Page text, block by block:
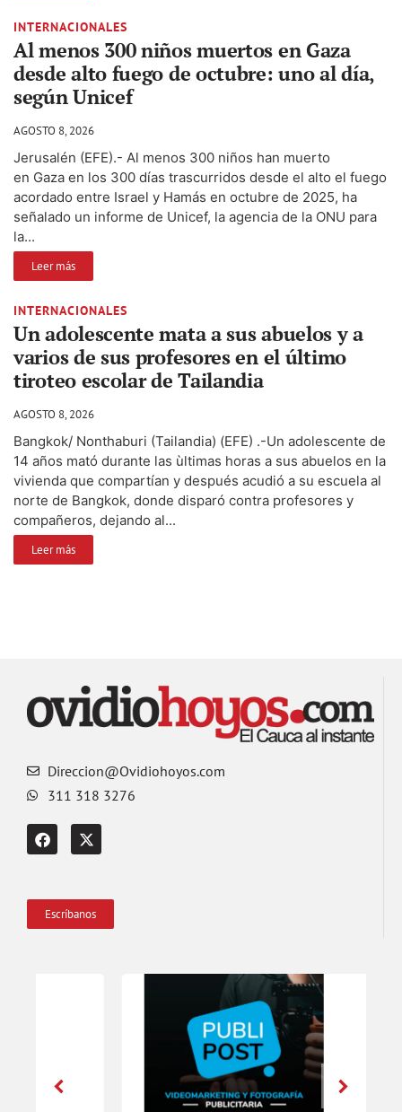
INTERNACIONALES
Al menos 300 niños muertos en Gaza
desde alto fuego de octubre: uno al día,
según Unicef
AGOSTO 8, 2026
Jerusalén (EFE).- Al menos 300 niños han muerto
en Gaza en los 300 días trascurridos desde el alto el fuego
acordado entre Israel y Hamás en octubre de 2025, ha
señalado un informe de Unicef, la agencia de la ONU para
la...
Leer más
INTERNACIONALES
Un adolescente mata a sus abuelos y a
varios de sus profesores en el último
tiroteo escolar de Tailandia
AGOSTO 8, 2026
Bangkok/ Nonthaburi (Tailandia) (EFE) .-Un adolescente de
14 años mató durante las ùltimas horas a sus abuelos en la
vivienda que compartían y después acudió a su escuela al
norte de Bangkok, donde disparó contra profesores y
compañeros, dejando al...
Leer más
Direccion@Ovidiohoyos.com
311 318 3276
Escríbanos